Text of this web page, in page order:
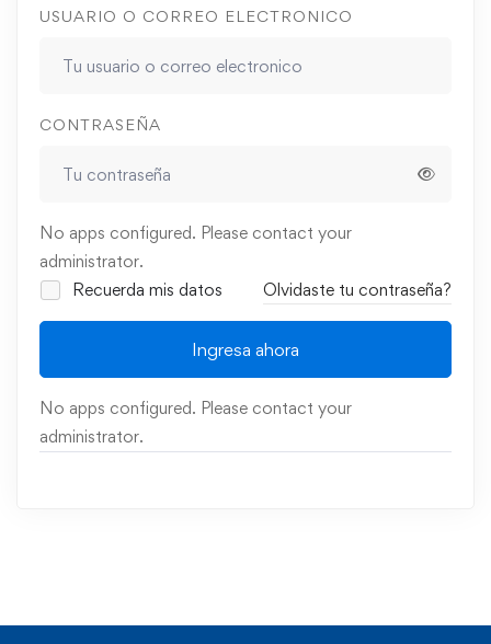
USUARIO O CORREO ELECTRONICO
CONTRASEÑA
No apps configured. Please contact your
administrator.
Recuerda mis datos
Olvidaste tu contraseña?
Ingresa ahora
No apps configured. Please contact your
administrator.